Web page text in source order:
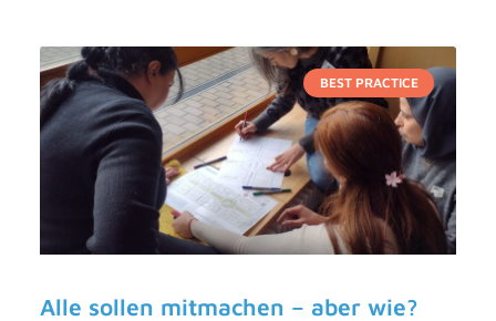
BEST PRACTICE
Alle sollen mitmachen – aber wie?